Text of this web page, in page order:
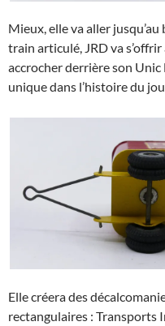
Mieux, elle va aller
train articulé, JRD va
accrocher derrière son
unique dans l’histoire du
Elle créera des
rectangulaires : Transports